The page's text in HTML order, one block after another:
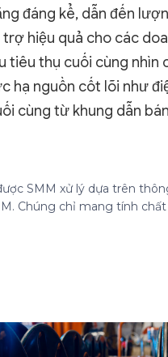
đáng kể, dẫn đến
hiệu quả cho các
tiêu thụ cuối cùng nhìn
hạ nguồn cốt lõi như
cùng từ khung dẫn
SMM xử lý dựa trên
Chúng chỉ mang tính